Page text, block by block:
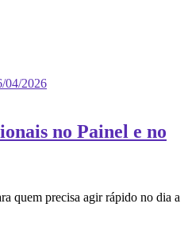
04/2026
no Painel e no
quem precisa agir rápido no dia a